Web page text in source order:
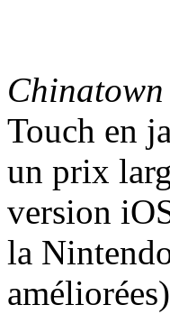
Chinatown
Touch en
un prix
version
la